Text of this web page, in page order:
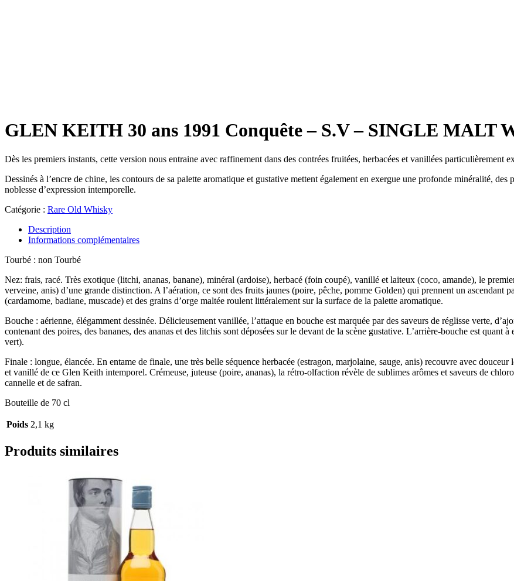
GLEN KEITH 30 ans 1991 Conquête – S.V – SINGLE MALT
Dès les premiers instants, cette version nous entraine avec raffinement dans des contrées fruitées, herbacées et vanillées particulièrement
Dessinés à l’encre de chine, les contours de sa palette aromatique et gustative mettent également en exergue une profonde minéralité, des
noblesse d’expression intemporelle.
Catégorie : Rare Old Whisky
Description
Informations complémentaires
Tourbé : non Tourbé
Nez: frais, racé. Très exotique (litchi, ananas, banane), minéral (ardoise), herbacé (foin coupé), vanillé et laiteux (coco, amande), le
verveine, anis) d’une grande distinction. A l’aération, ce sont des fruits jaunes (poire, pêche, pomme Golden) qui prennent un ascendant
(cardamome, badiane, muscade) et des grains d’orge maltée roulent littéralement sur la surface de la palette aromatique.
Bouche : aérienne, élégamment dessinée. Délicieusement vanillée, l’attaque en bouche est marquée par des saveurs de réglisse verte,
contenant des poires, des bananes, des ananas et des litchis sont déposées sur le devant de la scène gustative. L’arrière-bouche est
vert).
Finale : longue, élancée. En entame de finale, une très belle séquence herbacée (estragon, marjolaine, sauge, anis) recouvre avec
et vanillé de ce Glen Keith intemporel. Crémeuse, juteuse (poire, ananas), la rétro-olfaction révèle de sublimes arômes et saveurs de
cannelle et de safran.
Bouteille de 70 cl
Poids 2,1 kg
Produits similaires